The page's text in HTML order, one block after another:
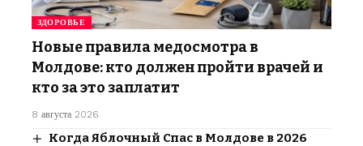
ЗДОРОВЬЕ
Новые правила медосмотра в
Молдове: кто должен пройти врачей и
кто за это заплатит
8 августа 2026
Когда Яблочный Спас в Молдове в 2026